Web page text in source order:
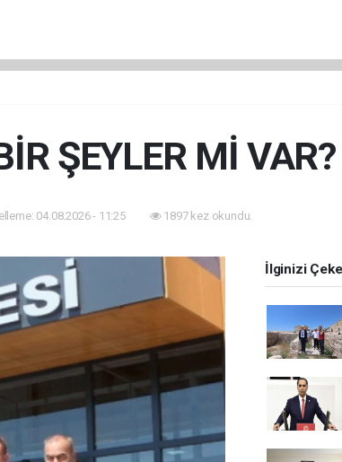
ŞEYLER Mİ VAR?
04.08.2026 - 11:25 1897 kez okundu.
İlginizi